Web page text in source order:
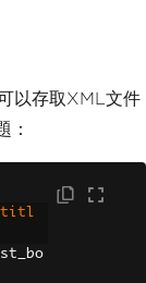
以存取XML文件
：